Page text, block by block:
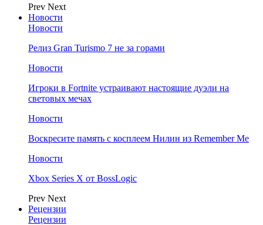
Prev Next
Новости
Новости
Релиз Gran Turismo 7 не за горами
Новости
Игроки в Fortnite устраивают настоящие дуэли на
световых мечах
Новости
Воскресите память с косплеем Нилин из Remember Me
Новости
Xbox Series X от BossLogic
Prev Next
Рецензии
Рецензии